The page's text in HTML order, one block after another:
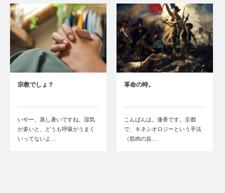
宗教でしょ？
いやー、蒸し暑いですね。湿気
が多いと、どうも呼吸がうまく
いってないよ…
革命の時。
こんばんは。蓮香です。京都
で、キネシオロジーという手法
（筋肉の反…